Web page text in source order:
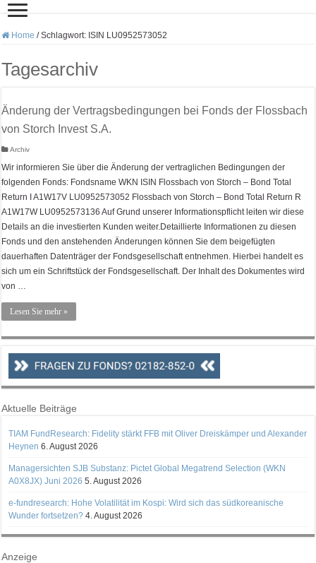
Home / Schlagwort: ISIN LU0952573052
Tagesarchiv
Änderung der Vertragsbedingungen bei Fonds der Flossbach
von Storch Invest S.A.
Archiv
Wir informieren Sie über die Änderung der vertraglichen Bedingungen der
folgenden Fonds: Fondsname WKN ISIN Flossbach von Storch – Bond Total
Return I A1W17V LU0952573052 Flossbach von Storch – Bond Total Return R
A1W17W LU0952573136 Auf Grund unserer Informationspflicht leiten wir diese
Details an die investierten Kunden weiter.Detaillierte Informationen zu diesen
Fonds und den anstehenden Änderungen können Sie dem beigefügten
dauerhaften Datenträger der Fondsgesellschaft entnehmen. Hierbei handelt es
sich um ein Schriftstück der Fondsgesellschaft. Der Inhalt des Dokumentes wird
von …
Lesen Sie mehr »
Aktuelle Beiträge
TIAM FundResearch: Fidelity stärkt FFB mit Oliver Dreiskämper und Alexander
Heynen 6. August 2026
Managersichten SJB Substanz: Pictet Global Megatrend Selection (WKN
A0X8JX) Juni 2026 5. August 2026
e-fundresearch: Hohe Volatilität im Kospi: Wird sich das südkoreanische
Wunder fortsetzen? 4. August 2026
Anzeige